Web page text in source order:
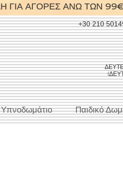
ΓΙΑ ΑΓΟΡΕΣ ΑΝΩ ΤΩΝ 99€
+30 210
Υπνοδωμάτιο Παιδικό